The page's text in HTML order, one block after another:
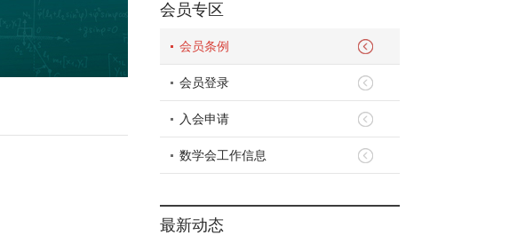
会员专区
会员条例
会员登录
入会申请
数学会工作信息
最新动态